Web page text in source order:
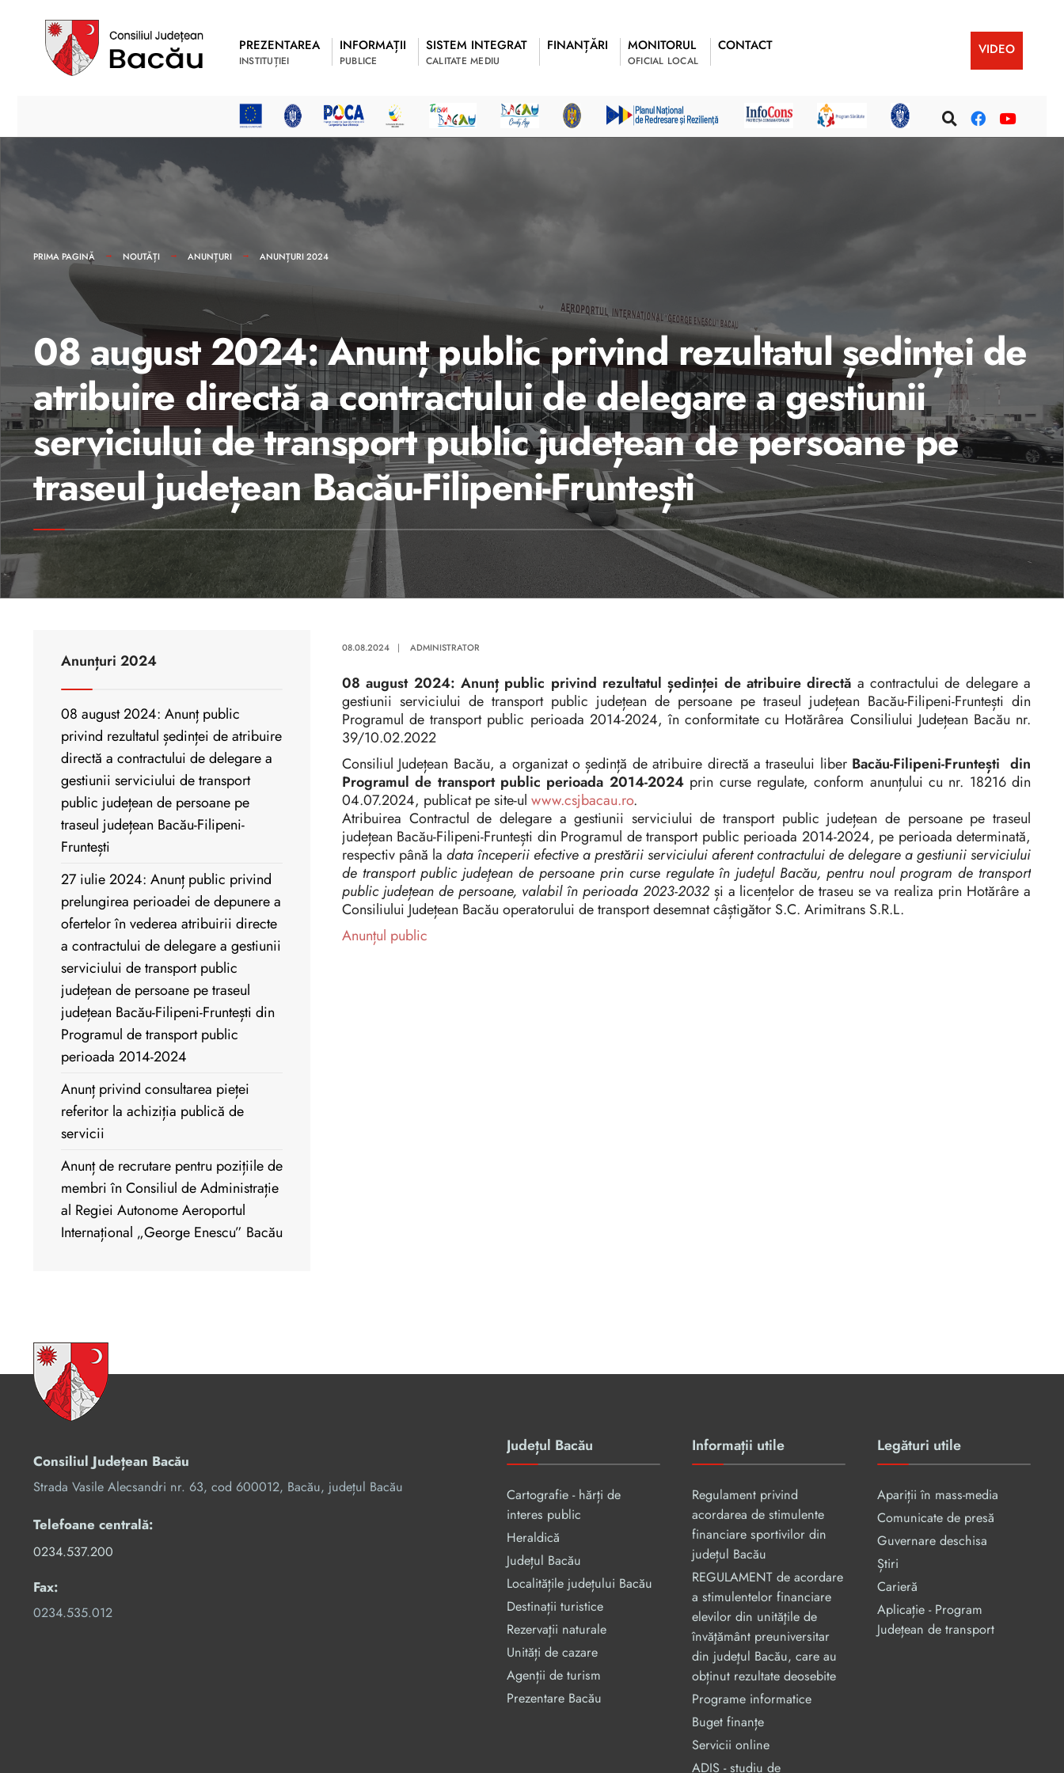
PREZENTAREA
INSTITUȚIEI
INFORMAȚII
PUBLICE
SISTEM INTEGRAT
CALITATE MEDIU
FINANȚĂRI MONITORUL
OFICIAL LOCAL
CONTACT VIDEO
PRIMA PAGINĂ NOUTĂȚI ANUNȚURI ANUNȚURI 2024
08 august 2024: Anunț public privind rezultatul ședinței de
atribuire directă a contractului de delegare a gestiunii
serviciului de transport public județean de persoane pe
traseul județean Bacău-Filipeni-Fruntești
08.08.2024 | ADMINISTRATOR
08 august 2024: Anunț public privind rezultatul ședinței de atribuire directă a contractului de delegare a
gestiunii serviciului de transport public județean de persoane pe traseul județean Bacău-Filipeni-Fruntești din
Programul de transport public perioada 2014-2024, în conformitate cu Hotărârea Consiliului Județean Bacău nr.
39/10.02.2022
Consiliul Județean Bacău, a organizat o ședință de atribuire directă a traseului liber Bacău-Filipeni-Fruntești din
Programul de transport public perioada 2014-2024prin curse regulate, conform anunțului cu nr. 18216 din
04.07.2024, publicat pe site-ul www.csjbacau.ro.
Atribuirea Contractul de delegare a gestiunii serviciului de transport public județean de persoane pe traseul
județean Bacău-Filipeni-Fruntești din Programul de transport public perioada 2014-2024, pe perioada determinată,
respectiv până la data începerii efective a prestării serviciului aferent contractului de delegare a gestiunii serviciului
de transport public judeţean de persoane prin curse regulate în judeţul Bacău, pentru noul program de transport
public județean de persoane, valabil în perioada 2023-2032și a licențelor de traseu se va realiza prin Hotărâre a
Consiliului Județean Bacău operatorului de transport desemnat câștigător S.C. Arimitrans S.R.L.
Anunțul public
Anunțuri 2024
08 august 2024: Anunț public
privind rezultatul ședinței de atribuire
directă a contractului de delegare a
gestiunii serviciului de transport
public județean de persoane pe
traseul județean Bacău-Filipeni-
Fruntești
27 iulie 2024: Anunț public privind
prelungirea perioadei de depunere a
ofertelor în vederea atribuirii directe
a contractului de delegare a gestiunii
serviciului de transport public
județean de persoane pe traseul
județean Bacău-Filipeni-Fruntești din
Programul de transport public
perioada 2014-2024
Anunț privind consultarea pieței
referitor la achiziția publică de
servicii
Anunț de recrutare pentru pozițiile de
membri în Consiliul de Administrație
al Regiei Autonome Aeroportul
Internațional „George Enescu” Bacău
Consiliul Județean Bacău
Strada Vasile Alecsandri nr. 63, cod 600012, Bacău, județul Bacău
Telefoane centrală:
0234.537.200
Fax:
0234.535.012
Județul Bacău
Cartografie - hărți de
interes public
Heraldică
Județul Bacău
Localitățile județului Bacău
Destinații turistice
Rezervaţii naturale
Unități de cazare
Agenții de turism
Prezentare Bacău
Informații utile
Regulament privind
acordarea de stimulente
financiare sportivilor din
județul Bacău
REGULAMENT de acordare
a stimulentelor financiare
elevilor din unităţile de
învăţământ preuniversitar
din judeţul Bacău, care au
obținut rezultate deosebite
Programe informatice
Buget finanțe
Servicii online
ADIS - studiu de
Legături utile
Apariții în mass-media
Comunicate de presă
Guvernare deschisa
Știri
Carieră
Aplicație - Program
Județean de transport